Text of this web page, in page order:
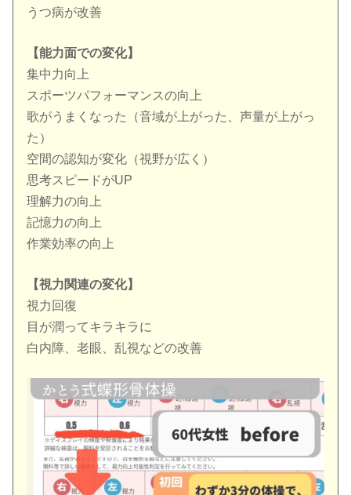
うつ病が改善
【能力面での変化】
集中力向上
スポーツパフォーマンスの向上
歌がうまくなった（音域が上がった、声量が上がっ
た）
空間の認知が変化（視野が広く）
思考スピードがUP
理解力の向上
記憶力の向上
作業効率の向上
【視力関連の変化】
視力回復
目が潤ってキラキラに
白内障、老眼、乱視などの改善